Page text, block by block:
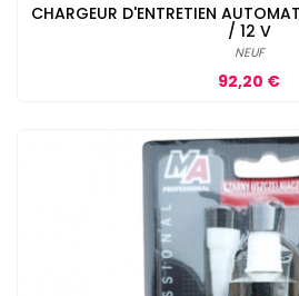
CHARGEUR D'ENTRETIEN
/ 12 V
NEUF
Prix
92,20 €